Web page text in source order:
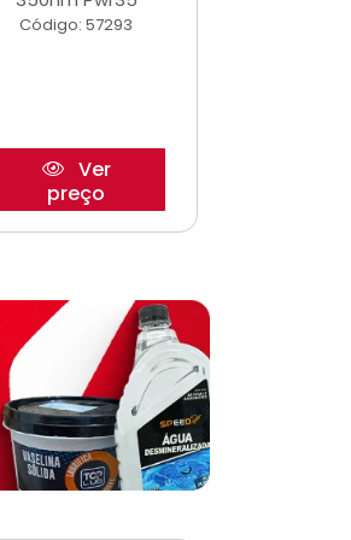
Código: 57293
Ver
preço